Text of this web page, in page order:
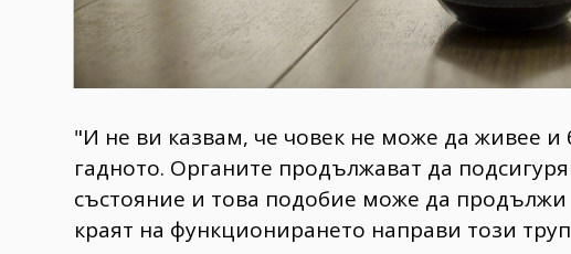
"И не ви казвам, че човек не може да живее
гадното. Органите продължават да
състояние и това подобие може да
краят на функционирането направи този